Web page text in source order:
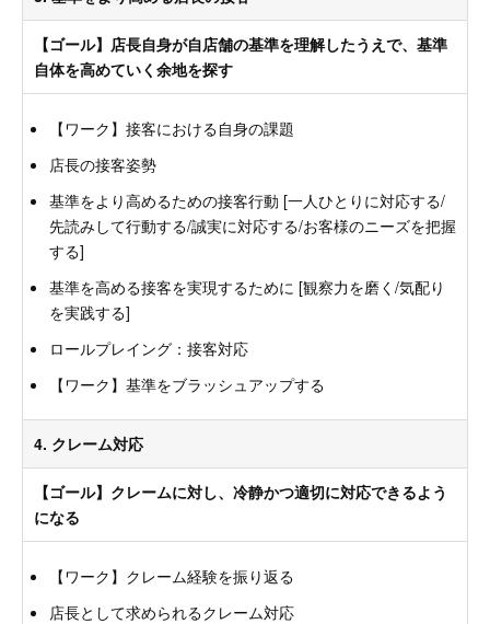
【ゴール】店長自身が自店舗の基準を理解したうえで、基準
自体を高めていく余地を探す
【ワーク】接客における自身の課題
店長の接客姿勢
基準をより高めるための接客行動 [一人ひとりに対応する/
先読みして行動する/誠実に対応する/お客様のニーズを把握
する]
基準を高める接客を実現するために [観察力を磨く/気配り
を実践する]
ロールプレイング：接客対応
【ワーク】基準をブラッシュアップする
4. クレーム対応
【ゴール】クレームに対し、冷静かつ適切に対応できるよう
になる
【ワーク】クレーム経験を振り返る
店長として求められるクレーム対応